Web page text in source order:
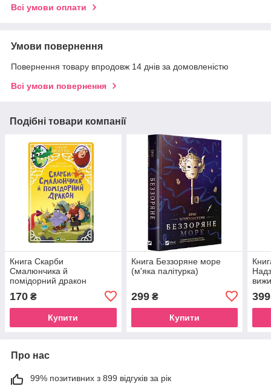
Всі умови оплати
Умови повернення
Повернення товару впродовж 14 днів за домовленістю
Всі умови повернення
Подібні товари компанії
Книга Скарби
Смалюнчика й
помідорний дракон
Мортка М. У вирі пригод
(українською)
170 ₴
Купити
Книга Беззоряне море
(м'яка палітурка)
299₴
Купити
399
Про нас
99% позитивних з 899 відгуків за рік